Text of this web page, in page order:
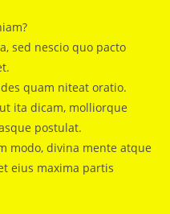
sed nescio quo pacto
quam niteat oratio.
ita dicam, molliorque
postulat.
modo, divina mente atque
eius maxima partis